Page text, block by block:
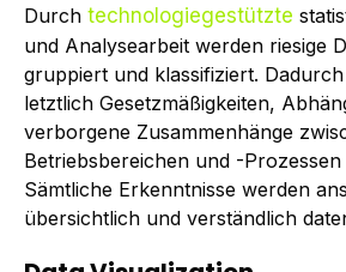
Durch technologiegestützte
und Analysearbeit werden riesige
gruppiert und klassifiziert.
letztlich Gesetzmäßigkeiten,
verborgene Zusammenhänge
Betriebsbereichen und -Prozessen
Sämtliche Erkenntnisse werden
übersichtlich und verständlich